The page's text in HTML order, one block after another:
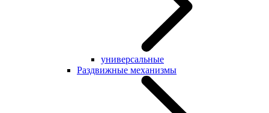
универсальные
Раздвижные механизмы